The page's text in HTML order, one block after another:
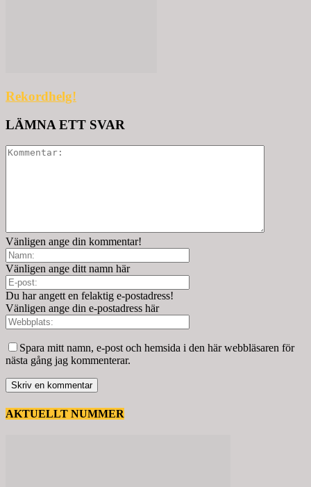
Rekordhelg!
LÄMNA ETT SVAR
Vänligen ange din kommentar!
Vänligen ange ditt namn här
Du har angett en felaktig e-postadress!
Vänligen ange din e-postadress här
Spara mitt namn, e-post och hemsida i den här webbläsaren för
nästa gång jag kommenterar.
AKTUELLT NUMMER